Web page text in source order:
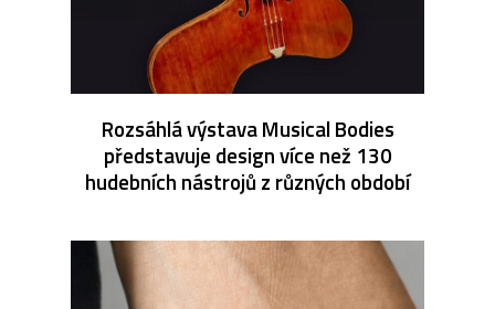
Rozsáhlá výstava Musical Bodies
představuje design více než 130
hudebních nástrojů z různých období